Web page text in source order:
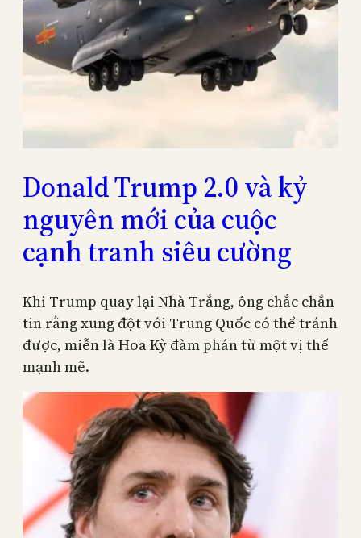
Donald Trump 2.0 và kỷ
nguyên mới của cuộc
cạnh tranh siêu cường
Khi Trump quay lại Nhà Trắng, ông chắc chắn
tin rằng xung đột với Trung Quốc có thể tránh
được, miễn là Hoa Kỳ đàm phán từ một vị thế
mạnh mẽ.